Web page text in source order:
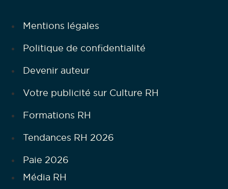
Mentions légales
Politique de confidentialité
Devenir auteur
Votre publicité sur Culture RH
Formations RH
Tendances RH 2026
Paie 2026
Média RH